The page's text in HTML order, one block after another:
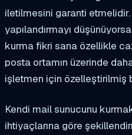
iletilmesini garanti
yapılandırmayı
kurma fikri sana özellikle
posta ortamın üzerinde
işletmen için özelleştirilmiş
Kendi mail sunucunu
ihtiyaçlarına göre